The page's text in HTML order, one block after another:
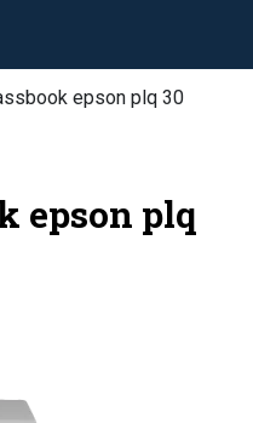
epson plq 30
epson plq